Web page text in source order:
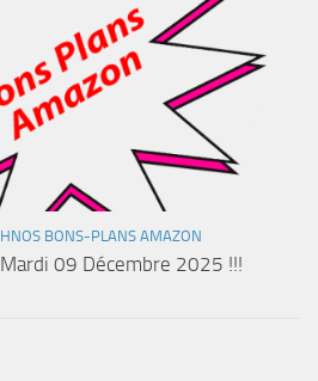
BONS-PLANS AMAZON
09 Décembre 2025 !!!